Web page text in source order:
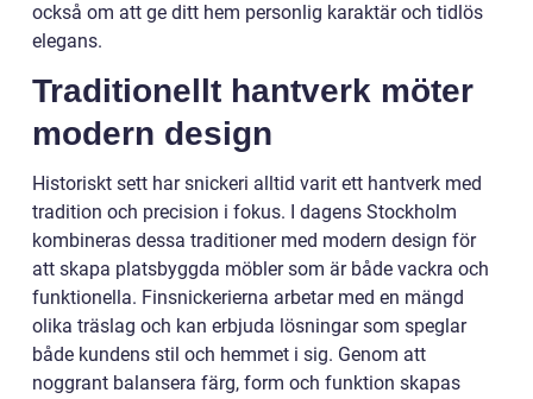
också om att ge ditt hem personlig karaktär och tidlös
elegans.
Traditionellt hantverk möter
modern design
Historiskt sett har snickeri alltid varit ett hantverk med
tradition och precision i fokus. I dagens Stockholm
kombineras dessa traditioner med modern design för
att skapa platsbyggda möbler som är både vackra och
funktionella. Finsnickerierna arbetar med en mängd
olika träslag och kan erbjuda lösningar som speglar
både kundens stil och hemmet i sig. Genom att
noggrant balansera färg, form och funktion skapas